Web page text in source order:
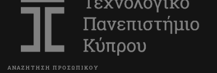
ΑΝΑΖΗΤΗΣΗ ΠΡΟΣΩΠΙΚΟΥ